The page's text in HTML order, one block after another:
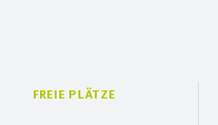
FREIE PLÄTZE